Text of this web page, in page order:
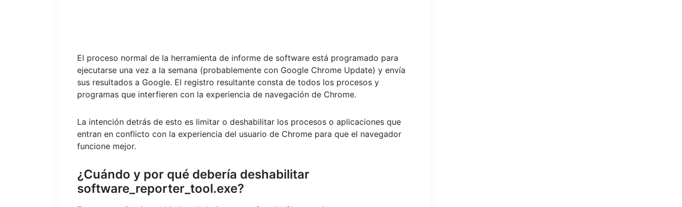
El proceso normal de la herramienta de informe de software está programado para
ejecutarse una vez a la semana (probablemente con Google Chrome Update) y envía
sus resultados a Google. El registro resultante consta de todos los procesos y
programas que interfieren con la experiencia de navegación de Chrome.
La intención detrás de esto es limitar o deshabilitar los procesos o aplicaciones que
entran en conflicto con la experiencia del usuario de Chrome para que el navegador
funcione mejor.
¿Cuándo y por qué debería deshabilitar
software_reporter_tool.exe?